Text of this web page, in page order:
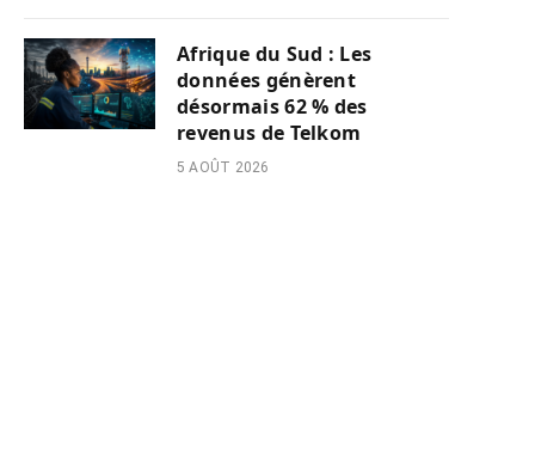
Afrique du Sud : Les
données génèrent
désormais 62 % des
revenus de Telkom
5 AOÛT 2026